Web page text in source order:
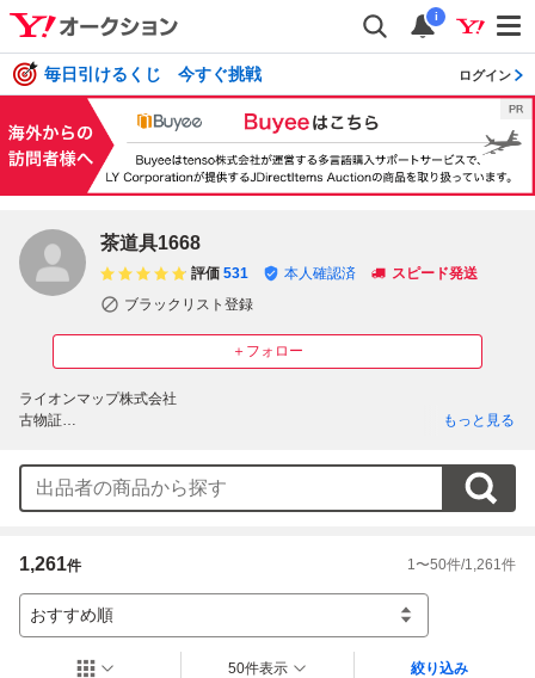
i
毎日引けるくじ 今すぐ挑戦 ログイン
茶道具1668
＋フォロー
評価 531 本人確認済
スピード発送
ブラックリスト登録
ライオンマップ株式会社
古物証
もっと見る
1,261件 1 〜50件/1,261 件
おすすめ順
50件表示 絞り込み